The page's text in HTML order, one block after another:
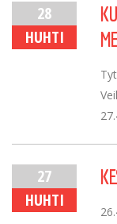
28
HUHTI
27
HUHTI